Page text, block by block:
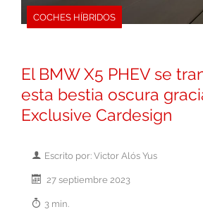
COCHES HÍBRIDOS
El BMW X5 PHEV se
esta bestia oscura
Exclusive Cardesign
Escrito por: Victor Alós Yus
27 septiembre 2023
3 min.